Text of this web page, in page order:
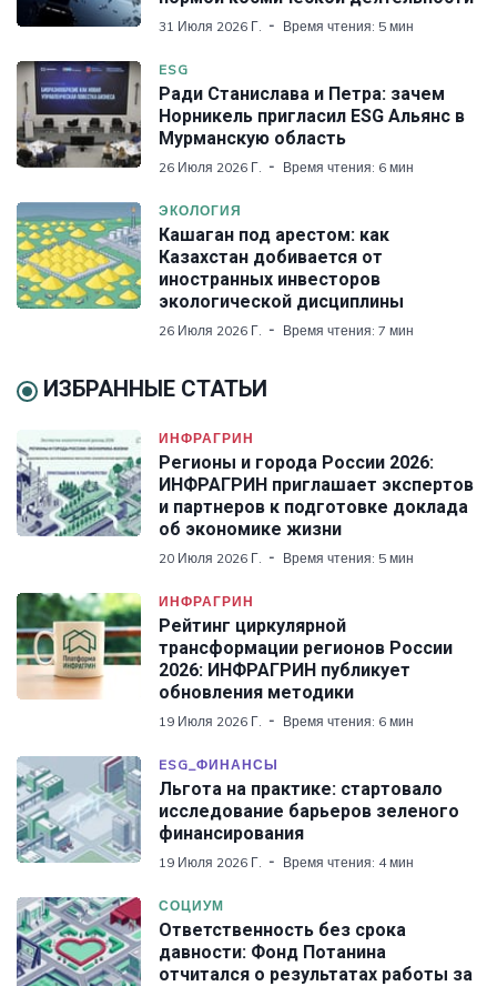
31 Июля 2026 Г. Время чтения: 5 мин
ESG
Ради Станислава и Петра: зачем
Норникель пригласил ESG Альянс в
Мурманскую область
26 Июля 2026 Г. Время чтения: 6 мин
ЭКОЛОГИЯ
Кашаган под арестом: как
Казахстан добивается от
иностранных инвесторов
экологической дисциплины
26 Июля 2026 Г. Время чтения: 7 мин
ИЗБРАННЫЕ СТАТЬИ
ИНФРАГРИН
Регионы и города России 2026:
ИНФРАГРИН приглашает экспертов
и партнеров к подготовке доклада
об экономике жизни
20 Июля 2026 Г. Время чтения: 5 мин
ИНФРАГРИН
Рейтинг циркулярной
трансформации регионов России
2026: ИНФРАГРИН публикует
обновления методики
19 Июля 2026 Г. Время чтения: 6 мин
ESG_ФИНАНСЫ
Льгота на практике: стартовало
исследование барьеров зеленого
финансирования
19 Июля 2026 Г. Время чтения: 4 мин
СОЦИУМ
Ответственность без срока
давности: Фонд Потанина
отчитался о результатах работы за